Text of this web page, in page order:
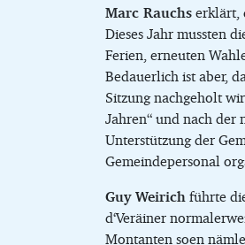
Marc Rauchserklärt,
Dieses Jahr mussten
Ferien, erneuten
Bedauerlich ist aber,
Sitzung nachgeholt
Jahren“ und nach der
Unterstützung der
Gemeindepersonal
Guy Weirichführte
d‘Veräiner
Montanten soen